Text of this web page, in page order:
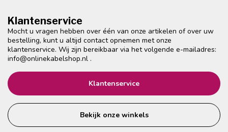
Klantenservice
Mocht u vragen hebben over één van onze artikelen of over uw
bestelling, kunt u altijd contact opnemen met onze
klantenservice. Wij zijn bereikbaar via het volgende e-mailadres:
info@onlinekabelshop.nl .
Klantenservice
Bekijk onze winkels